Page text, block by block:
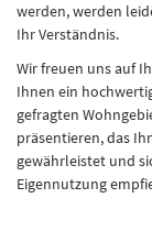
werden, werden
Ihr Verständnis.
Wir freuen uns auf
Ihnen ein
gefragten
präsentieren, das
gewährleistet und
Eigennutzung